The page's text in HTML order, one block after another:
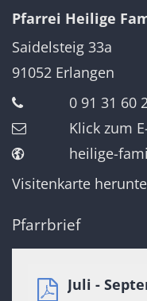
Pfarrei Heilige
Saidelsteig 33a
91052 Erlangen
0 91 31 60
Klick zum
heilige-
Visitenkarte
Pfarrbrief
Juli -